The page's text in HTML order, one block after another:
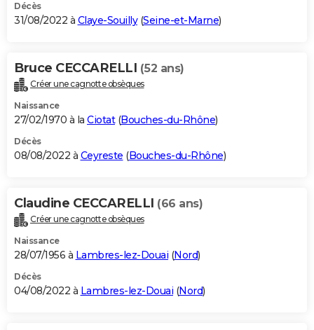
Décès
31/08/2022 à Claye-Souilly(Seine-et-Marne)
Bruce CECCARELLI (52 ans)
Créer une cagnotte obsèques
Naissance
27/02/1970 à la Ciotat(Bouches-du-Rhône)
Décès
08/08/2022 à Ceyreste (Bouches-du-Rhône)
Claudine CECCARELLI (66 ans)
Créer une cagnotte obsèques
Naissance
28/07/1956 à Lambres-lez-Douai (Nord)
Décès
04/08/2022 à Lambres-lez-Douai (Nord)